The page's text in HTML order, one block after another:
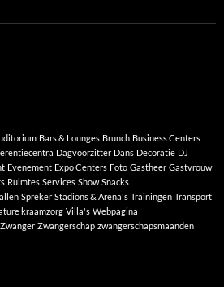
Bars & Lounges Brunch Business Centers
Dagvoorzitter Dans Decoratie DJ
Evenement Expo Centers Foto Gastheer Gastvrouw
Ruimtes Services Show Snacks
Spreker Stadions & Arena's Trainingen Transport
kraamzorg Villa's Webpagina
Zwanger Zwangerschap zwangerschapsmaanden